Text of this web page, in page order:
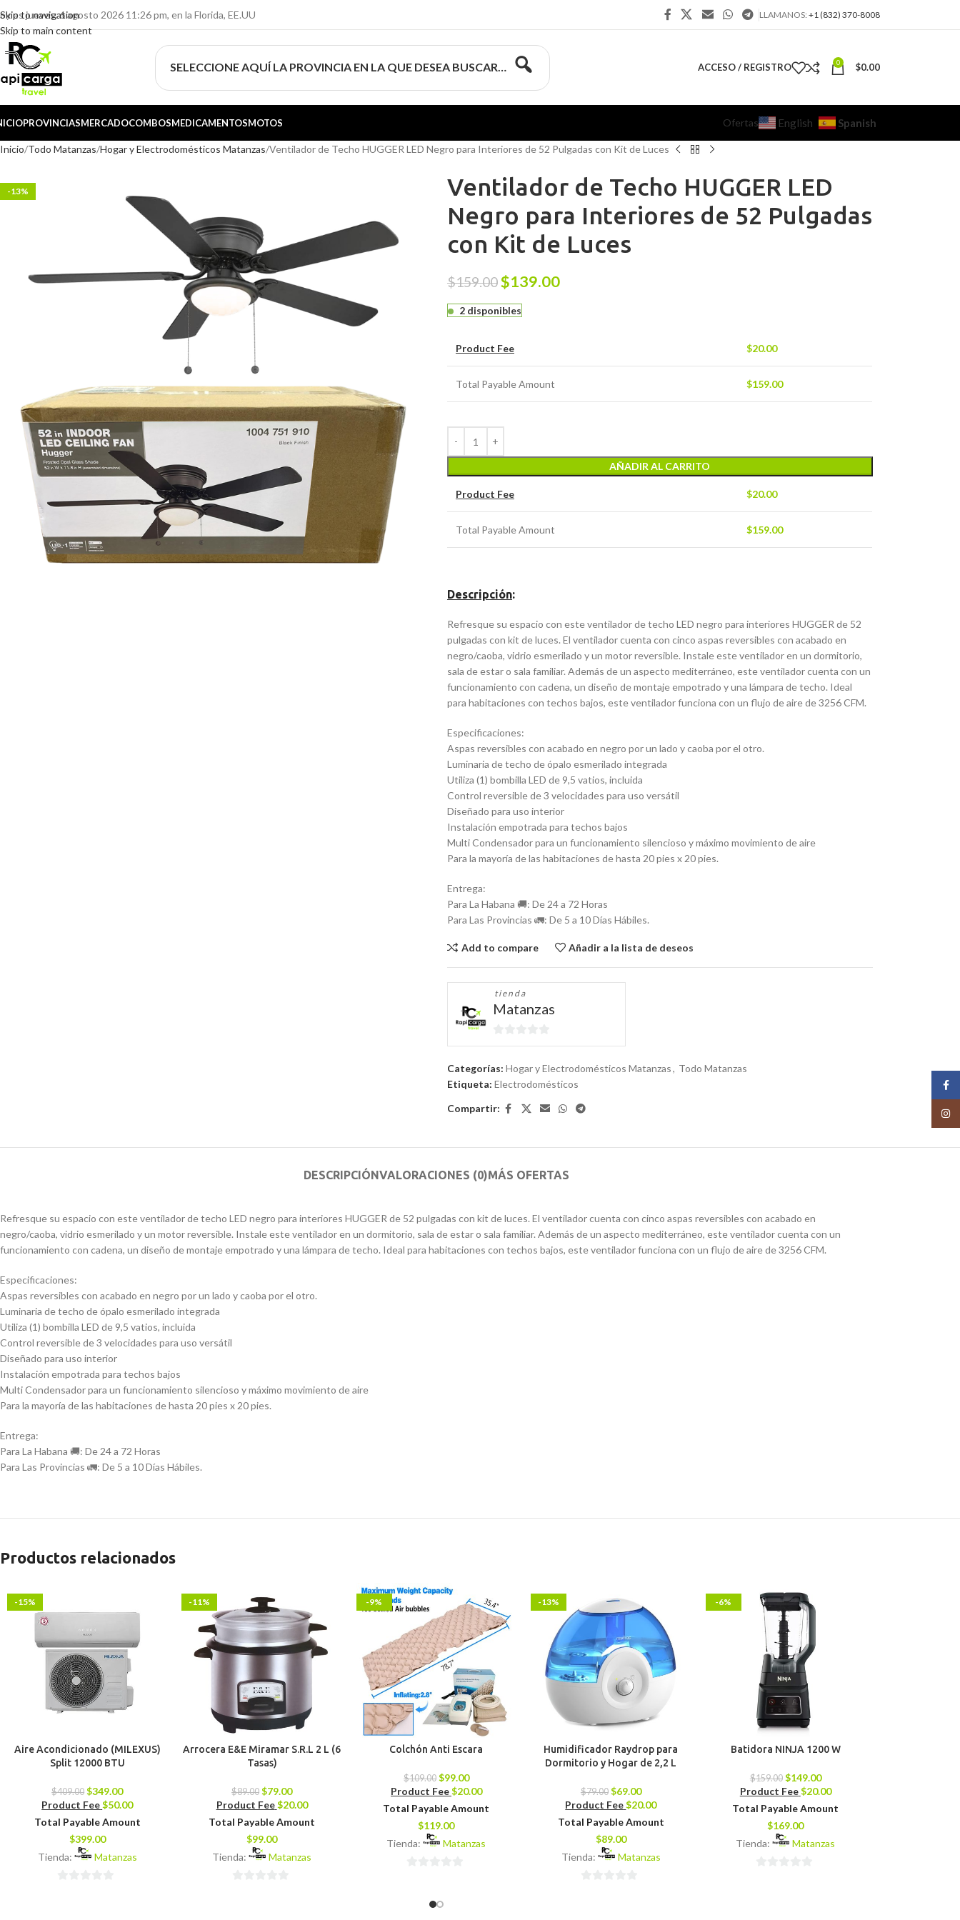
Skip to navigation
Skip to main content
es jueves, 6 agosto 2026 11:26 pm, en la Florida, EE.UU LLAMANOS: +1 (832) 370-8008
SELECCIONE AQUÍ LA PROVINCIA EN LA QUE DESEA BUSCAR… ACCESO / REGISTRO 0 $0.00
PROVINCIASMERCADOCOMBOSMEDICAMENTOSMOTOS Ofertas English Spanish
Inicio Todo Matanzas Hogar y Electrodomésticos Matanzas Ventilador de Techo HUGGER LED Negro para Interiores de 52 Pulgadas con Kit de Luces
-13%
Ventilador de Techo HUGGER LED
Negro para Interiores de 52 Pulgadas
con Kit de Luces
$159.00$139.00
2 disponibles
Product Fee $20.00
Total Payable Amount $159.00
AÑADIR AL CARRITO
Product Fee $20.00
Total Payable Amount $159.00
Descripción:
Refresque su espacio con este ventilador de techo LED negro para interiores HUGGER de 52
pulgadas con kit de luces. El ventilador cuenta con cinco aspas reversibles con acabado en
negro/caoba, vidrio esmerilado y un motor reversible. Instale este ventilador en un dormitorio,
sala de estar o sala familiar. Además de un aspecto mediterráneo, este ventilador cuenta con un
funcionamiento con cadena, un diseño de montaje empotrado y una lámpara de techo. Ideal
para habitaciones con techos bajos, este ventilador funciona con un flujo de aire de 3256 CFM.
Especificaciones:
Aspas reversibles con acabado en negro por un lado y caoba por el otro.
Luminaria de techo de ópalo esmerilado integrada
Utiliza (1) bombilla LED de 9,5 vatios, incluida
Control reversible de 3 velocidades para uso versátil
Diseñado para uso interior
Instalación empotrada para techos bajos
Multi Condensador para un funcionamiento silencioso y máximo movimiento de aire
Para la mayoría de las habitaciones de hasta 20 pies x 20 pies.
Entrega:
Para La Habana 🚚: De 24 a 72 Horas
Para Las Provincias 🚛: De 5 a 10 Días Hábiles.
Add to compare Añadir a la lista de deseos
tienda
Matanzas
0
Categorías: Hogar y Electrodomésticos Matanzas, Todo Matanzas
Etiqueta: Electrodomésticos
Compartir:
DESCRIPCIÓNVALORACIONES (0)MÁS OFERTAS
Refresque su espacio con este ventilador de techo LED negro para interiores HUGGER de 52 pulgadas con kit de luces. El ventilador cuenta con cinco aspas reversibles con acabado en
negro/caoba, vidrio esmerilado y un motor reversible. Instale este ventilador en un dormitorio, sala de estar o sala familiar. Además de un aspecto mediterráneo, este ventilador cuenta con un
funcionamiento con cadena, un diseño de montaje empotrado y una lámpara de techo. Ideal para habitaciones con techos bajos, este ventilador funciona con un flujo de aire de 3256 CFM.
Especificaciones:
Aspas reversibles con acabado en negro por un lado y caoba por el otro.
Luminaria de techo de ópalo esmerilado integrada
Utiliza (1) bombilla LED de 9,5 vatios, incluida
Control reversible de 3 velocidades para uso versátil
Diseñado para uso interior
Instalación empotrada para techos bajos
Multi Condensador para un funcionamiento silencioso y máximo movimiento de aire
Para la mayoría de las habitaciones de hasta 20 pies x 20 pies.
Entrega:
Para La Habana 🚚: De 24 a 72 Horas
Para Las Provincias 🚛: De 5 a 10 Días Hábiles.
Productos relacionados
-15%
Aire Acondicionado (MILEXUS)
Split 12000 BTU
$409.00 $349.00
Product Fee$50.00
Total Payable Amount
$399.00
Tienda:
Matanzas
-11%
Arrocera E&E Miramar S.R.L 2 L (6
Tasas)
$89.00 $79.00
Product Fee $20.00
Total Payable Amount
$99.00
Tienda:
Matanzas
-9%
Colchón Anti Escara
$109.00 $99.00
Product Fee$20.00
Total Payable Amount
$119.00
Tienda:
Matanzas
-13%
Humidificador Raydrop para
Dormitorio y Hogar de 2,2 L
$79.00 $69.00
Product Fee$20.00
Total Payable Amount
$89.00
Tienda:
Matanzas
-6%
Batidora NINJA 1200 W
$159.00 $149.00
Product Fee$20.00
Total Payable Amount
$169.00
Tienda:
Matanzas